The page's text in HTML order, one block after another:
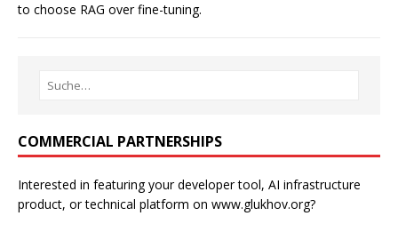
to choose RAG over fine-tuning.
COMMERCIAL PARTNERSHIPS
Interested in featuring your developer tool, AI infrastructure
product, or technical platform on www.glukhov.org?